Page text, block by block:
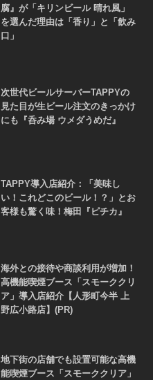
腐』が「キリンビール 晴れ風」
を選んだ理由は「香り」と「飲み
口」
次世代ビールサーバーTAPPYの
見た目が生ビール注文のきっかけ
にも『呑み場 ウメダうめだ』
TAPPY導入店紹介：「美味し
い！これどこのビール！？」とお
客様も驚く味！梅田『ピチカ』
海外との接待や商談利用が増加！
高機能喫煙ブース「スモーククリ
ア」導入店紹介【人形町今半 上
野広小路店】(PR)
地下街の店舗でも設置可能な高機
能喫煙ブース「スモーククリア」